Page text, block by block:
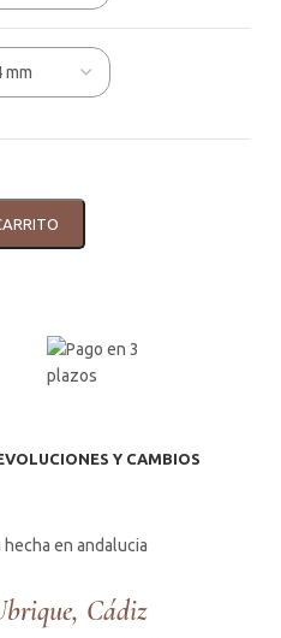
Y CAMBIOS
Cádiz